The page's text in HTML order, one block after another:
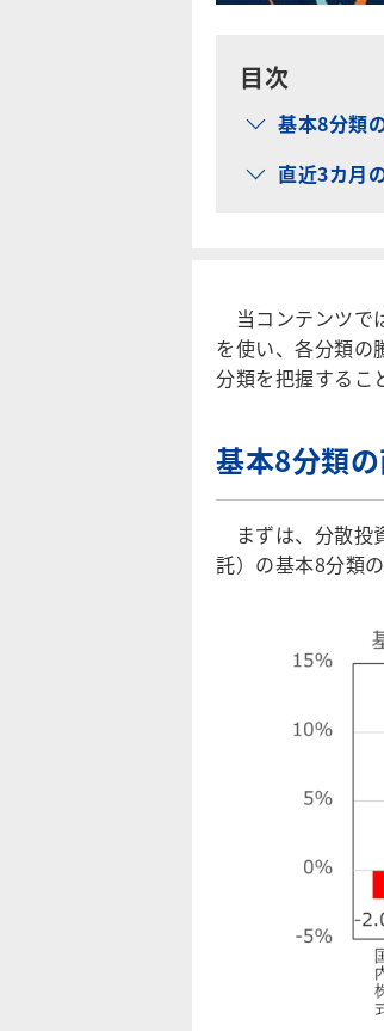
目次
基本8分類
直近3カ月
当コンテンツで
を使い、各分類の
分類を把握するこ
基本8分類
まずは、分散投
託）の基本8分類